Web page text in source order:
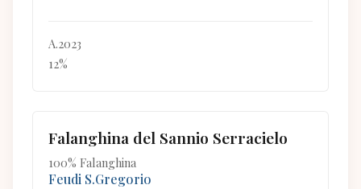
A.2023
12%
Falanghina del Sannio Serracielo
100% Falanghina
Feudi S.Gregorio